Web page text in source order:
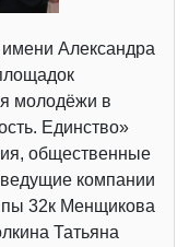
Александра
молодёжи в
Единство»
общественные
компании
32к Менщикова
Татьяна